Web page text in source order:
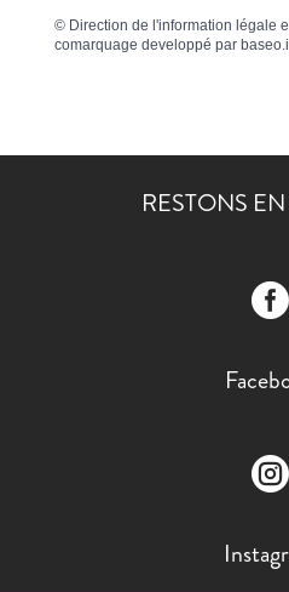
© Direction de l'information légale
comarquage developpé par
RESTONS EN

